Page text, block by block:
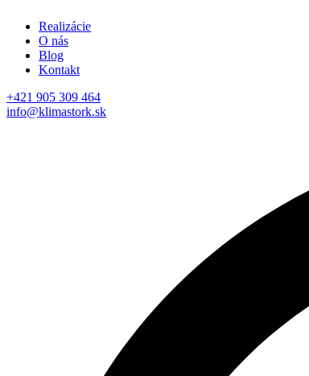
Realizácie
O nás
Blog
Kontakt
+421 905 309 464
info@klimastork.sk